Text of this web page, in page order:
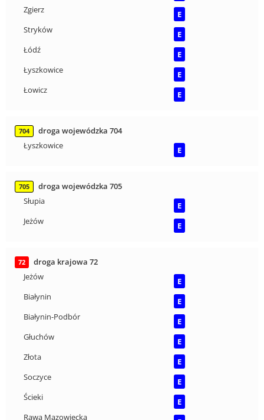
Zgierz
E
Stryków
E
Łódź
E
Łyszkowice
E
Łowicz
E
704
droga wojewódzka 704
Łyszkowice
E
705
droga wojewódzka 705
Słupia
E
Jeżów
E
72
droga krajowa 72
Jeżów
E
Białynin
E
Białynin-Podbór
E
Głuchów
E
Złota
E
Soczyce
E
Ścieki
E
Rawa Mazowiecka